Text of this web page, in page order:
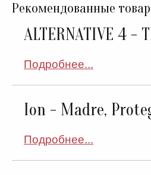
Рекомендованные
ALTERNATIVE 4 -
Подробнее...
Ion - Madre,
Подробнее...